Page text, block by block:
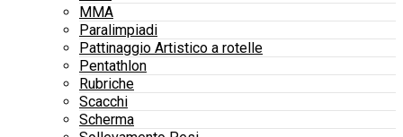
MMA
Paralimpiadi
Pattinaggio Artistico a rotelle
Pentathlon
Rubriche
Scacchi
Scherma